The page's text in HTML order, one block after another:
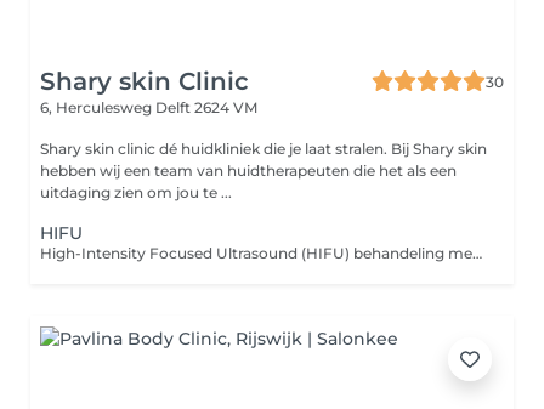
Shary skin Clinic
30
6, Herculesweg Delft 2624 VM
Shary skin clinic dé huidkliniek die je laat stralen. Bij Shary skin
hebben wij een team van huidtherapeuten die het als een
uitdaging zien om jou te ...
HIFU
High-Intensity Focused Ultrasound (HIFU) behandeling met behulp van het Ultraformer-apparaat. Deze niet-chirurgische procedure maakt gebruik van geconcentreerde ultrasone golven om de huid te verstrakken en te verjongen.